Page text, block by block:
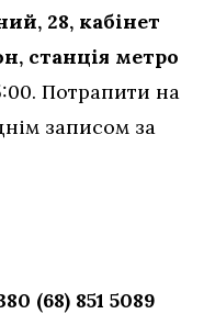
28, кабінет
станція метро
Потрапити на
записом за
(68) 851 5089